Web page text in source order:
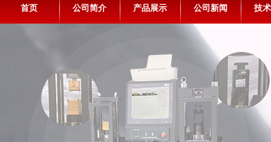
首页 公司简介 产品展示 公司新闻 技